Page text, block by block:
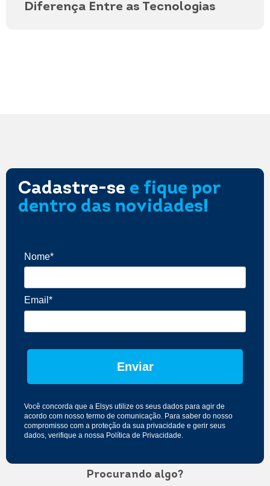
Diferença Entre as Tecnologias
Cadastre-se e fique por
dentro das novidades!
Nome*
Email*
Enviar
Você concorda que a Elsys utilize os seus dados para agir de
acordo com nosso termo de comunicação . Para saber do nosso
compromisso com a proteção da sua privacidade e gerir seus
dados, verifique a nossa Política de Privacidade
Procurando algo?